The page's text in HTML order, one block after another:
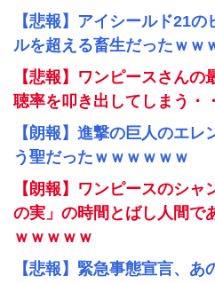
【悲報】アイシールド21
ルを超える畜生だったｗｗ
【悲報】ワンピースさん
聴率を叩き出してしまう・
【朗報】進撃の巨人のエ
う聖だったｗｗｗｗｗｗ
【朗報】ワンピースのシ
の実」の時間とばし人間で
ｗｗｗｗｗ
【悲報】緊急事態宣言、あ